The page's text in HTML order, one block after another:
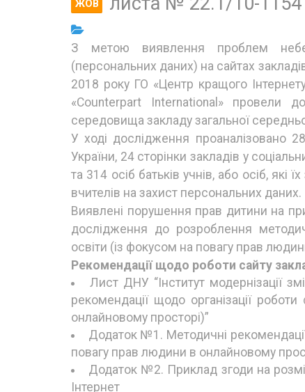
ЖОВ
З метою виявлення проблем
(персональних даних) на сайтах
2018 року ГО «Центр кращого
«Counterpart International» провели
середовища закладу загальної
У ході дослідження проаналізовано
України, 24 сторінки закладів у
та 314 осіб батьків учнів, або осіб,
вчителів на захист персональних даних.
Виявлені порушення прав дитини на
дослідження до розроблення
освіти (із фокусом на повагу прав
Рекомендації щодо роботи сайту
Лист ДНУ “Інститут модернізації
рекомендації щодо організації
онлайновому просторі)”
Додаток №1. Методичні
повагу прав людини в онлайновому
Додаток №2. Приклад згоди на
Інтернет